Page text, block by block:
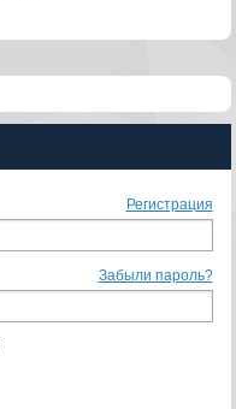
Регистрация
Забыли пароль?